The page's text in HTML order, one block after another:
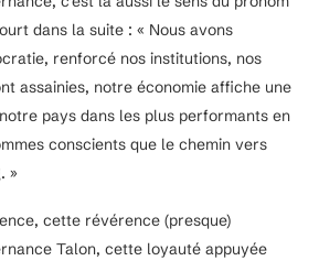
dans la suite : « Nous avons
renforcé nos institutions, nos
assainies, notre économie affiche une
pays dans les plus performants en
conscients que le chemin vers
»
cette révérence (presque)
Talon, cette loyauté appuyée